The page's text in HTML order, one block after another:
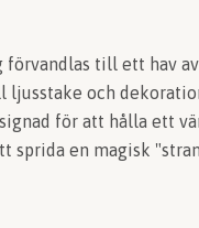
förvandlas till ett hav
ljusstake och
för att hålla ett
sprida en magisk